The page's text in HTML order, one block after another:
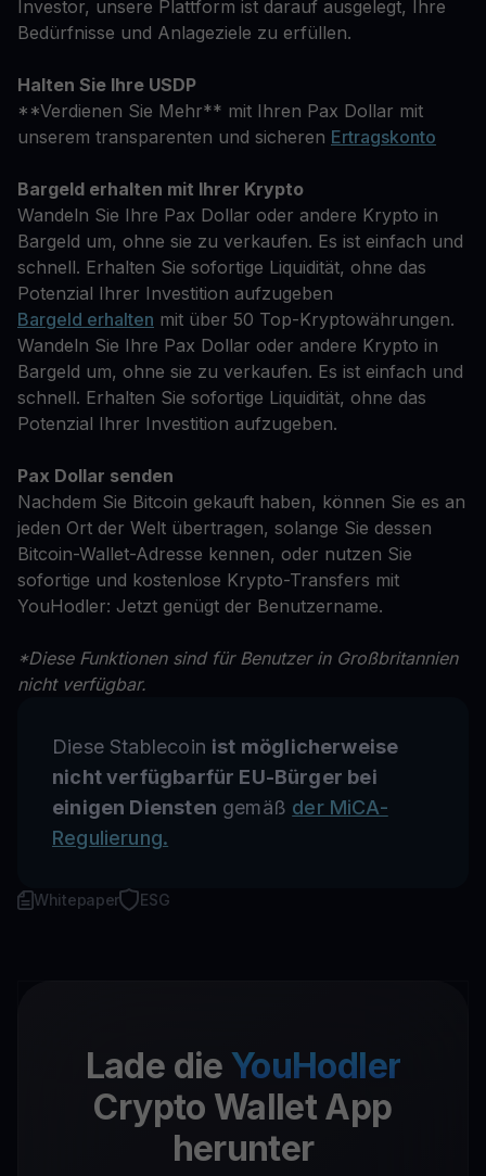
Investor, unsere Plattform ist darauf ausgelegt, Ihre
Bedürfnisse und Anlageziele zu erfüllen.
Halten Sie Ihre USDP
**Verdienen Sie Mehr** mit Ihren Pax Dollar mit
unserem transparenten und sicheren Ertragskonto
Bargeld erhalten mit Ihrer Krypto
Wandeln Sie Ihre Pax Dollar oder andere Krypto in
Bargeld um, ohne sie zu verkaufen. Es ist einfach und
schnell. Erhalten Sie sofortige Liquidität, ohne das
Potenzial Ihrer Investition aufzugeben
Bargeld erhalten mit über 50 Top-Kryptowährungen.
Wandeln Sie Ihre Pax Dollar oder andere Krypto in
Bargeld um, ohne sie zu verkaufen. Es ist einfach und
schnell. Erhalten Sie sofortige Liquidität, ohne das
Potenzial Ihrer Investition aufzugeben.
Pax Dollar senden
Nachdem Sie Bitcoin gekauft haben, können Sie es an
jeden Ort der Welt übertragen, solange Sie dessen
Bitcoin-Wallet-Adresse kennen, oder nutzen Sie
sofortige und kostenlose Krypto-Transfers mit
YouHodler: Jetzt genügt der Benutzername.
*Diese Funktionen sind für Benutzer in Großbritannien
nicht verfügbar.
Diese Stablecoin ist möglicherweise
nicht verfügbarfür EU-Bürger bei
einigen Diensten gemäß der MiCA-
Regulierung.
Whitepaper ESG
Lade die YouHodler
Crypto Wallet App
herunter